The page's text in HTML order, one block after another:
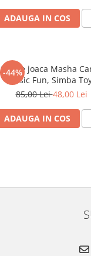
ADAUGA IN COS
-44%
Set de joaca Masha
Music Fun, Simba
85,00 Lei48,00 Lei
ADAUGA IN COS